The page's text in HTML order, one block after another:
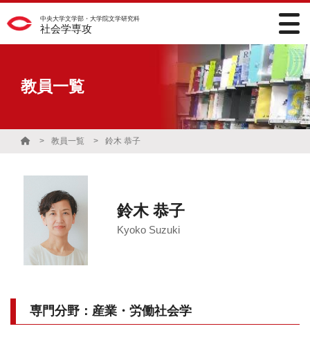
中央大学文学部・大学院文学研究科
社会学専攻
教員一覧
教員一覧 鈴木 恭子
鈴木 恭子
Kyoko Suzuki
専門分野：産業・労働社会学